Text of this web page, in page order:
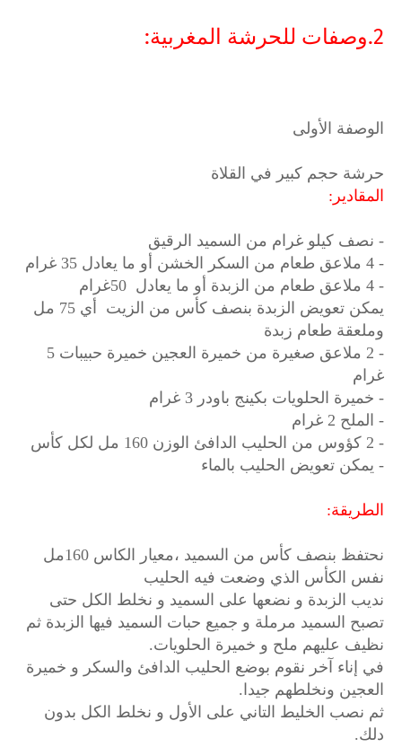
2.وصفات للحرشة المغربية:
الوصفة الأولى
حرشة حجم كبير في القلاة
المقادير:
- نصف كيلو غرام من السميد الرقيق
- 4 ملاعق طعام من السكر الخشن أو ما يعادل 35 غرام
- 4 ملاعق طعام من الزبدة أو ما يعادل 50غرام
يمكن تعويض الزبدة بنصف كأس من الزيت أي 75 مل
وملعقة طعام زبدة
- 2 ملاعق صغيرة من خميرة العجين خميرة حبيبات 5
غرام
- خميرة الحلويات بكينج باودر 3 غرام
- الملح 2 غرام
- 2 كؤوس من الحليب الدافئ الوزن 160 مل لكل كأس
- يمكن تعويض الحليب بالماء
الطريقة:
نحتفظ بنصف كأس من السميد ،معيار الكاس 160مل
نفس الكأس الذي وضعت فيه الحليب
نديب الزبدة و نضعها على السميد و نخلط الكل حتى
تصبح السميد مرملة و جميع حبات السميد فيها الزبدة ثم
نظيف عليهم ملح و خميرة الحلويات.
في إناء آخر نقوم بوضع الحليب الدافئ والسكر و خميرة
العجين ونخلطهم جيدا.
ثم نصب الخليط التاني على الأول و نخلط الكل بدون
دلك.